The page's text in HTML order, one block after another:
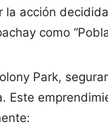
la acción
como
Park,
Este